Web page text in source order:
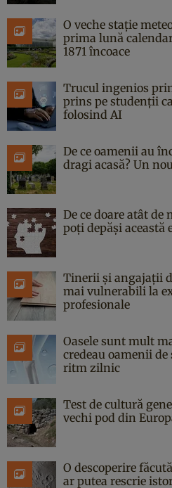
O veche stație
prima lună
1871 încoace
Trucul ingenios
prins pe studenții
folosind AI
De ce oamenii au
dragi acasă? Un
De ce doare atât
poți depăși această
Tinerii și angajații
mai vulnerabili la
profesionale
Oasele sunt mult
credeau oamenii
ritm zilnic
Test de cultură
vechi pod din
O descoperire
ar putea rescrie